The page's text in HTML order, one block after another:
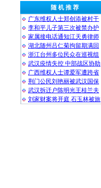
随 机 推 荐
广东维权人士郑创添被村干
李和平儿子第三次被禁办护
家属接电话通知江天勇律师
湖北随州吕仁菊拘留期满回
浙江台州多位民众在巡视组
武汉疫情失控 中部战区协助
广西维权人士谭爱军遭跨省
荆门公民刘艳丽被武汉国保
武汉拆迁户陈明光王桂兰夫
刘家财案将开庭 石玉林被旅